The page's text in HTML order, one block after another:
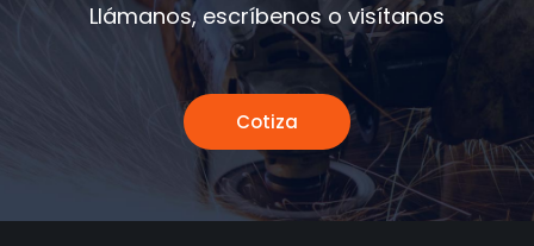
Llámanos, escríbenos o visítanos
Cotiza